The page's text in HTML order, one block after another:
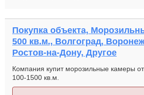
Покупка объекта,
500 кв.м., Волгоград,
Ростов-на-Дону, Другое
Компания купит морозильные камеры
100-1500 кв.м.